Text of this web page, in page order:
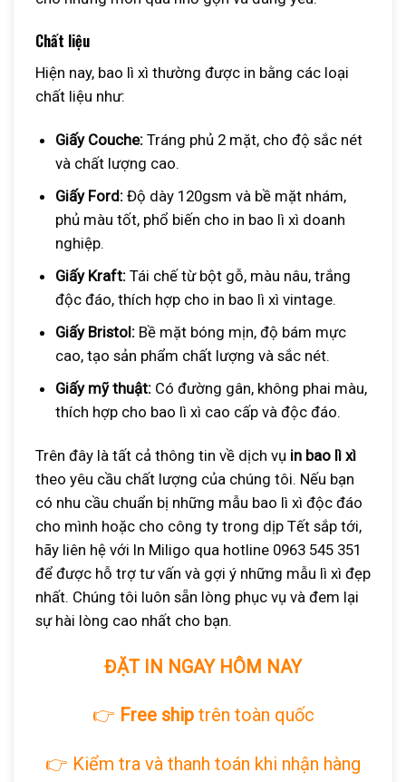
Chất liệu
Hiện nay, bao lì xì thường được in bằng các loại
chất liệu như:
Giấy Couche:Tráng phủ 2 mặt, cho độ sắc nét
và chất lượng cao.
Giấy Ford: Độ dày 120gsm và bề mặt nhám,
phủ màu tốt, phổ biến cho in bao lì xì doanh
nghiệp.
Giấy Kraft:Tái chế từ bột gỗ, màu nâu, trắng
độc đáo, thích hợp cho in bao lì xì vintage.
Giấy Bristol:Bề mặt bóng mịn, độ bám mực
cao, tạo sản phẩm chất lượng và sắc nét.
Giấy mỹ thuật:Có đường gân, không phai màu,
thích hợp cho bao lì xì cao cấp và độc đáo.
Trên đây là tất cả thông tin về dịch vụ in bao lì xì
theo yêu cầu chất lượng của chúng tôi. Nếu bạn
có nhu cầu chuẩn bị những mẫu bao lì xì độc đáo
cho mình hoặc cho công ty trong dịp Tết sắp tới,
hãy liên hệ với In Miligo qua hotline 0963 545 351
để được hỗ trợ tư vấn và gợi ý những mẫu lì xì đẹp
nhất. Chúng tôi luôn sẵn lòng phục vụ và đem lại
sự hài lòng cao nhất cho bạn.
ĐẶT IN NGAY HÔM NAY
👉 Free shiptrên toàn quốc
👉 Kiểm tra và thanh toán khi nhận hàng